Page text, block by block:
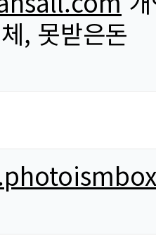
, 못받은돈